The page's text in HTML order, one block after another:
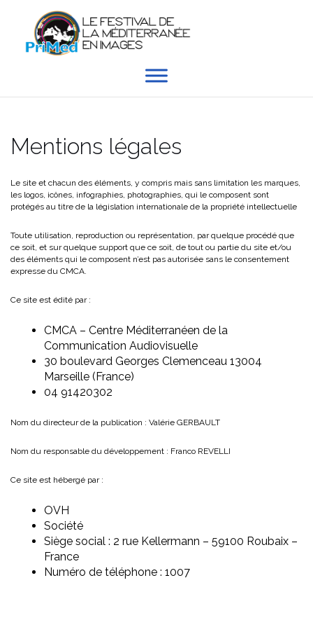
contenu
Mentions légales
Le site et chacun des éléments, y compris mais sans limitation les marques,
les logos, icônes, infographies, photographies, qui le composent sont
protégés au titre de la législation internationale de la propriété intellectuelle
Toute utilisation, reproduction ou représentation, par quelque procédé que
ce soit, et sur quelque support que ce soit, de tout ou partie du site et/ou
des éléments qui le composent n’est pas autorisée sans le consentement
expresse du CMCA.
Ce site est édité par :
CMCA – Centre Méditerranéen de la
Communication Audiovisuelle
30 boulevard Georges Clemenceau 13004
Marseille (France)
04 91420302
Nom du directeur de la publication : Valérie GERBAULT
Nom du responsable du développement : Franco REVELLI
Ce site est hébergé par :
OVH
Société
Siège social : 2 rue Kellermann – 59100 Roubaix –
France
Numéro de téléphone : 1007